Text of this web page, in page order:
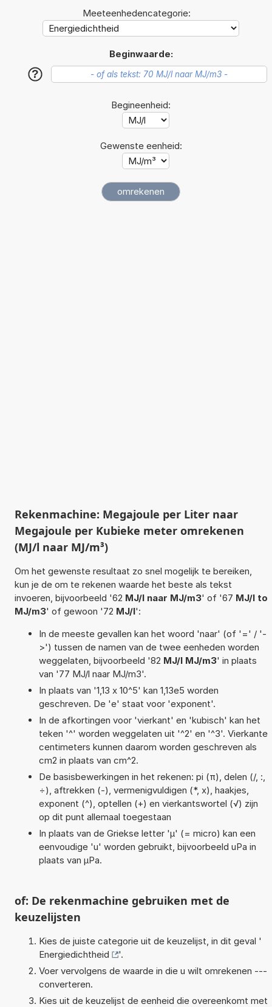
Meeteenhedencategorie:
Beginwaarde:
?
Begineenheid:
Gewenste eenheid:
Rekenmachine: Megajoule per Liter naar
Megajoule per Kubieke meter omrekenen
(MJ/l naar MJ/m³)
Om het gewenste resultaat zo snel mogelijk te bereiken,
kun je de om te rekenen waarde het beste als tekst
invoeren, bijvoorbeeld '62 MJ/l naar MJ/m3' of '67 MJ/l to
MJ/m3' of gewoon '72 MJ/l':
In de meeste gevallen kan het woord 'naar' (of '=' / '-
>') tussen de namen van de twee eenheden worden
weggelaten, bijvoorbeeld '82 MJ/l MJ/m3' in plaats
van '77 MJ/l naar MJ/m3'.
In plaats van '1,13 x 10^5' kan 1,13e5 worden
geschreven. De 'e' staat voor 'exponent'.
In de afkortingen voor 'vierkant' en 'kubisch' kan het
teken '^' worden weggelaten uit '^2' en '^3'. Vierkante
centimeters kunnen daarom worden geschreven als
cm2 in plaats van cm^2.
De basisbewerkingen in het rekenen: pi (π), delen (/, :,
÷), aftrekken (-), vermenigvuldigen (*, x), haakjes,
exponent (^), optellen (+) en vierkantswortel (√) zijn
op dit punt allemaal toegestaan
In plaats van de Griekse letter 'µ' (= micro) kan een
eenvoudige 'u' worden gebruikt, bijvoorbeeld uPa in
plaats van µPa.
of: De rekenmachine gebruiken met de
keuzelijsten
Kies de juiste categorie uit de keuzelijst, in dit geval '
Energiedichtheid
'.
Voer vervolgens de waarde in die u wilt omrekenen ---
converteren.
Kies uit de keuzelijst de eenheid die overeenkomt met